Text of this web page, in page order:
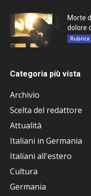
Morte
dolore
Categoria più vista
Archivio
Scelta del redattore
Attualità
Italiani in Germania
Italiani all'estero
Cultura
Germania